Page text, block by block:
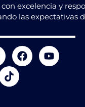
excelencia y
las expectativas
F
a
Y
o
T
k
t